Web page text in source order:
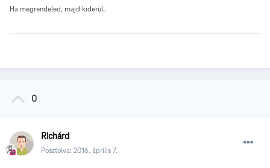
Ha megrendeled, majd kiderül..
0
Richárd
Posztolva: 2016. április 7.